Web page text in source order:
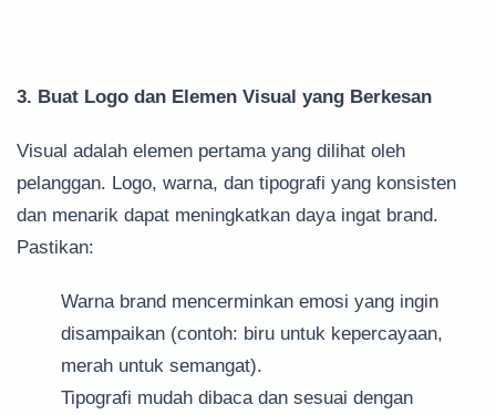
3. Buat Logo dan Elemen Visual yang Berkesan
Visual adalah elemen pertama yang dilihat oleh
pelanggan. Logo, warna, dan tipografi yang konsisten
dan menarik dapat meningkatkan daya ingat brand.
Pastikan:
Warna brand mencerminkan emosi yang ingin
disampaikan (contoh: biru untuk kepercayaan,
merah untuk semangat).
Tipografi mudah dibaca dan sesuai dengan